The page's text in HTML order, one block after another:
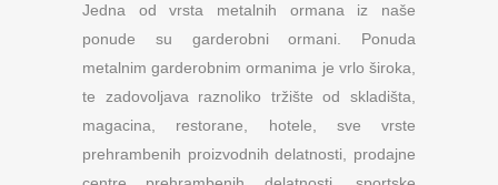
Jedna od vrsta metalnih ormana iz naše
ponude su garderobni ormani. Ponuda
metalnim garderobnim ormanima je vrlo široka,
te zadovoljava raznoliko tržište od skladišta,
magacina, restorane, hotele, sve vrste
prehrambenih proizvodnih delatnosti, prodajne